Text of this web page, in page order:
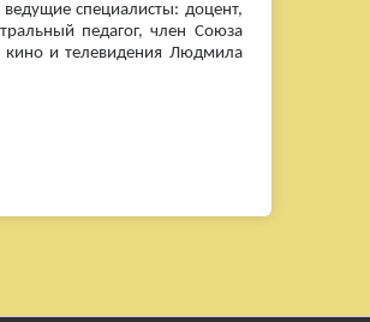
специалисты: доцент,
педагог, член Союза
кино и телевидения Людмила